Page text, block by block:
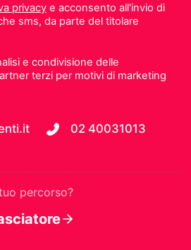
privacye acconsento all'invio di
sms, da parte del titolare
e condivisione delle
terzi per motivi di marketing
02 40031013
percorso?